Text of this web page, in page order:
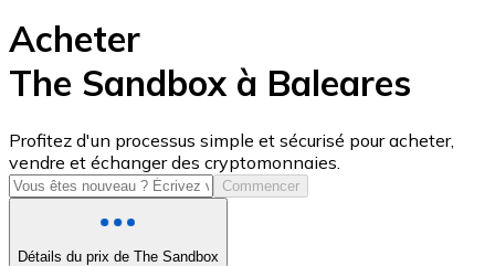
USD Coin
USDC
Acheter
The Sandbox à Baleares
Profitez d'un processus simple et sécurisé pour acheter,
vendre et échanger des cryptomonnaies.
Commencer
Détails du prix de The Sandbox